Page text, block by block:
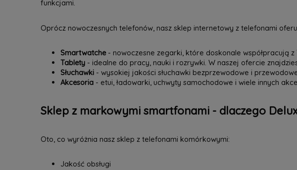
funkcjami.
Oprócz nowoczesnych telefonów, nasz sklep internetowy z telefonami
Smartwatche- nowoczesne zegarki, które doskonale współpracują
Tablety - idealne do pracy, nauki i rozrywki. W naszej ofercie
Słuchawki - wysokiej jakości słuchawki bezprzewodowe i
Akcesoria - etui, ładowarki, uchwyty samochodowe i wiele innych
Sklep z markowymi smartfonami - dlaczego
Oto, co wyróżnia nasz sklep z telefonami komórkowymi:
Jakość obsługi